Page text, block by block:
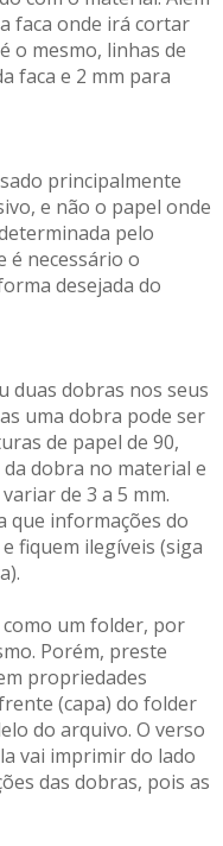
faca onde irá cortar
o mesmo, linhas de
faca e 2 mm para
principalmente
e não o papel onde
pelo
é necessário o
desejada do
duas dobras nos seus
uma dobra pode ser
de papel de 90,
da dobra no material e
de 3 a 5 mm.
que informações do
fiquem ilegíveis (siga
um folder, por
Porém, preste
propriedades
(capa) do folder
do arquivo. O verso
vai imprimir do lado
das dobras, pois as